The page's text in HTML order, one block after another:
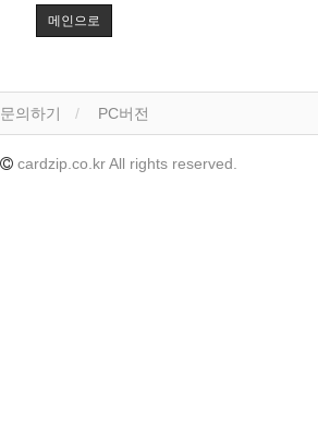
메인으로
문의하기 PC버전
cardzip.co.kr All rights reserved.